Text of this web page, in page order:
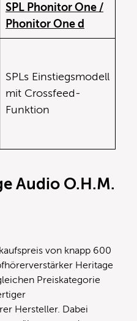
SPL Phonitor One /
Phonitor One d
SPLs Einstiegsmodell
mit Crossfeed-
Funktion
Audio O.H.M.
von knapp 600
Heritage
Preiskategorie
Hersteller. Dabei